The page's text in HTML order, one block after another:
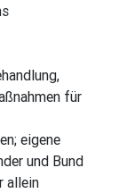
für
eigene
und Bund
allein